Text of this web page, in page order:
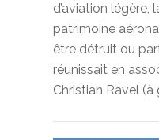
d’aviation légère,
patrimoine
être détruit ou
réunissait en
Christian Ravel